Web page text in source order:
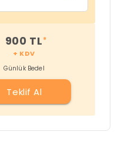
900 TL*
+ KDV
Günlük Bedel
Teklif Al